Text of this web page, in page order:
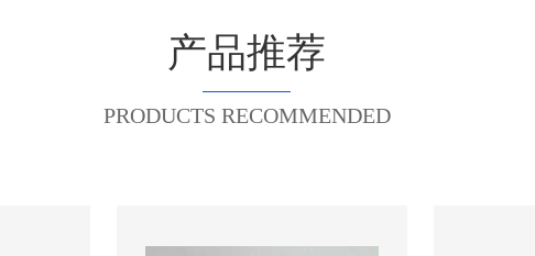
产品推荐
PRODUCTS RECOMMENDED